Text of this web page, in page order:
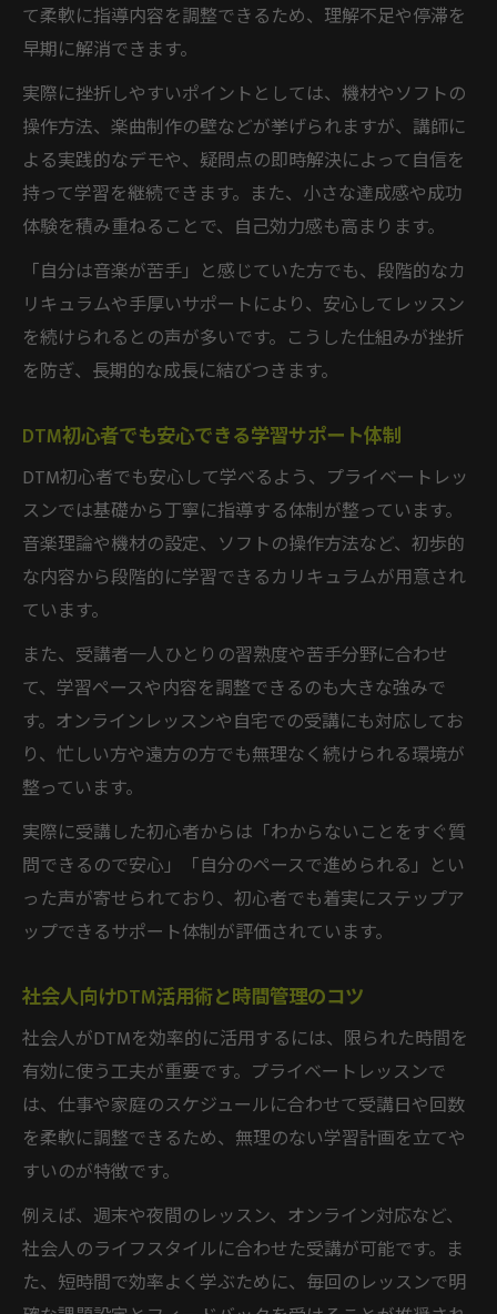
て柔軟に指導内容を調整できるため、理解不足や停滞を
早期に解消できます。
実際に挫折しやすいポイントとしては、機材やソフトの
操作方法、楽曲制作の壁などが挙げられますが、講師に
よる実践的なデモや、疑問点の即時解決によって自信を
持って学習を継続できます。また、小さな達成感や成功
体験を積み重ねることで、自己効力感も高まります。
「自分は音楽が苦手」と感じていた方でも、段階的なカ
リキュラムや手厚いサポートにより、安心してレッスン
を続けられるとの声が多いです。こうした仕組みが挫折
を防ぎ、長期的な成長に結びつきます。
DTM初心者でも安心できる学習サポート体制
DTM初心者でも安心して学べるよう、プライベートレッ
スンでは基礎から丁寧に指導する体制が整っています。
音楽理論や機材の設定、ソフトの操作方法など、初歩的
な内容から段階的に学習できるカリキュラムが用意され
ています。
また、受講者一人ひとりの習熟度や苦手分野に合わせ
て、学習ペースや内容を調整できるのも大きな強みで
す。オンラインレッスンや自宅での受講にも対応してお
り、忙しい方や遠方の方でも無理なく続けられる環境が
整っています。
実際に受講した初心者からは「わからないことをすぐ質
問できるので安心」「自分のペースで進められる」とい
った声が寄せられており、初心者でも着実にステップア
ップできるサポート体制が評価されています。
社会人向けDTM活用術と時間管理のコツ
社会人がDTMを効率的に活用するには、限られた時間を
有効に使う工夫が重要です。プライベートレッスンで
は、仕事や家庭のスケジュールに合わせて受講日や回数
を柔軟に調整できるため、無理のない学習計画を立てや
すいのが特徴です。
例えば、週末や夜間のレッスン、オンライン対応など、
社会人のライフスタイルに合わせた受講が可能です。ま
た、短時間で効率よく学ぶために、毎回のレッスンで明